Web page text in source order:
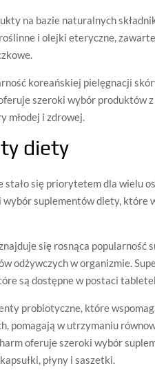
na bazie naturalnych
i olejki eteryczne,
koreańskiej pielęgnacji
szeroki wybór produktów
młodej i zdrowej.
diety
stało się priorytetem dla wielu
suplementów diety, które
się rosnąca popularność
odżywczych w organizmie.
są dostępne w postaci
probiotyczne, które
pomagają w utrzymaniu
oferuje szeroki wybór
płyny i saszetki.